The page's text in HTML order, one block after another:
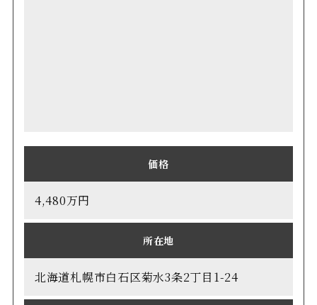
価格
4,480万円
所在地
北海道札幌市白石区菊水3条2丁目1-24